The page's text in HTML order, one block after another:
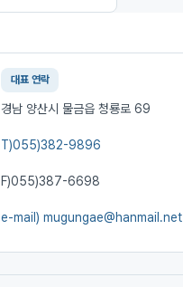
대표 연락
경남 양산시 물금읍 청룡로 69
T)055)382-9896
F)055)387-6698
e-mail)mugungae@hanmail.net